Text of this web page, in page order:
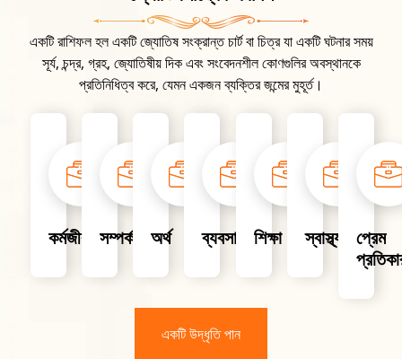
একটি রাশিফল ​​হল একটি জ্যোতিষ সংক্রান্ত চার্ট বা চিত্র যা একটি ঘটনার সময়
সূর্য, চন্দ্র, গ্রহ, জ্যোতিষীয় দিক এবং সংবেদনশীল কোণগুলির অবস্থানকে
প্রতিনিধিত্ব করে, যেমন একজন ব্যক্তির জন্মের মুহূর্ত।
কর্মজীবন সম্পর্ক অর্থ ব্যবসা শিক্ষা স্বাস্থ্য
প্রেম
একটি উদ্ধৃতি পান